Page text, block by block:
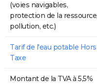
(voies navigables,
protection de la ressource,
pollution, etc.)
Tarif de l'eau potable Hors
Taxe
Montant de la TVA à 5,5%